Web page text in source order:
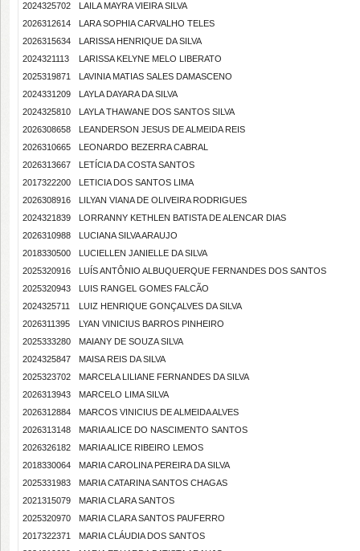
2024325702
LAILA MAYRA VIEIRA SILVA
2026312614
LARA SOPHIA CARVALHO TELES
2026315634
LARISSA HENRIQUE DA SILVA
2024321113
LARISSA KELYNE MELO LIBERATO
2025319871
LAVINIA MATIAS SALES DAMASCENO
2024331209
LAYLA DAYARA DA SILVA
2024325810
LAYLA THAWANE DOS SANTOS SILVA
2026308658
LEANDERSON JESUS DE ALMEIDA REIS
2026310665
LEONARDO BEZERRA CABRAL
2026313667
LETÍCIA DA COSTA SANTOS
2017322200
LETICIA DOS SANTOS LIMA
2026308916
LILYAN VIANA DE OLIVEIRA RODRIGUES
2024321839
LORRANNY KETHLEN BATISTA DE ALENCAR DIAS
2026310988
LUCIANA SILVA ARAUJO
2018330500
LUCIELLEN JANIELLE DA SILVA
2025320916
LUÍS ANTÔNIO ALBUQUERQUE FERNANDES DOS SANTOS
2025320943
LUIS RANGEL GOMES FALCÃO
2024325711
LUIZ HENRIQUE GONÇALVES DA SILVA
2026311395
LYAN VINICIUS BARROS PINHEIRO
2025333280
MAIANY DE SOUZA SILVA
2024325847
MAISA REIS DA SILVA
2025323702
MARCELA LILIANE FERNANDES DA SILVA
2026313943
MARCELO LIMA SILVA
2026312884
MARCOS VINICIUS DE ALMEIDA ALVES
2026313148
MARIA ALICE DO NASCIMENTO SANTOS
2026326182
MARIA ALICE RIBEIRO LEMOS
2018330064
MARIA CAROLINA PEREIRA DA SILVA
2025331983
MARIA CATARINA SANTOS CHAGAS
2021315079
MARIA CLARA SANTOS
2025320970
MARIA CLARA SANTOS PAUFERRO
2017322371
MARIA CLÁUDIA DOS SANTOS